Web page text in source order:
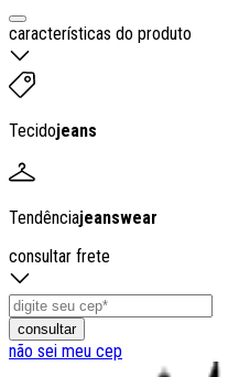
características do produto
Tecidojeans
Tendênciajeanswear
consultar frete
consultar
não sei meu cep